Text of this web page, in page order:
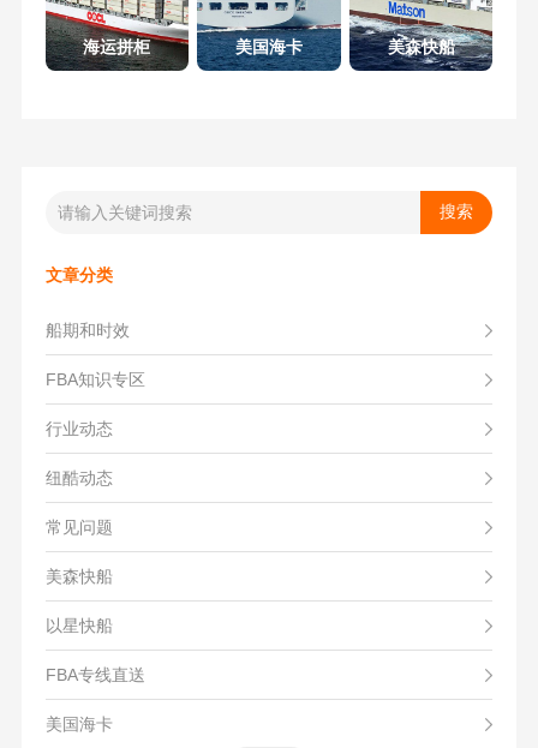
海运拼柜 美国海卡 美森快船
文章分类
船期和时效
FBA知识专区
行业动态
纽酷动态
常见问题
美森快船
以星快船
FBA专线直送
美国海卡